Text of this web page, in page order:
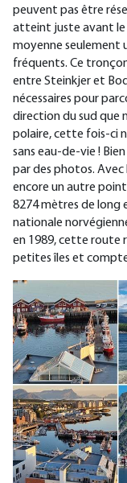
peuvent pas être
atteint juste avant le
moyenne seulement
fréquents. Ce
entre Steinkjer et
nécessaires pour
direction du sud que
polaire, cette fois-ci
sans eau-de-vie !
par des photos.
encore un autre
8274 mètres de long
nationale
en 1989, cette route
petites îles et